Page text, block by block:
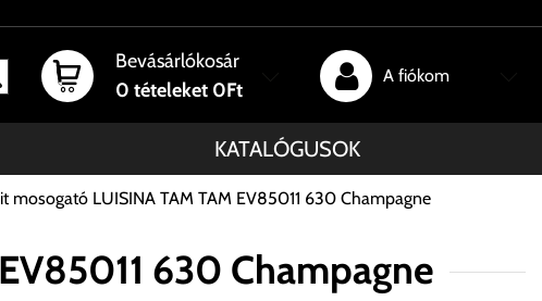
Bevásárlókosár
0 tételeket 0Ft
A fiókom
KATALÓGUSOK
mosogató LUISINA TAM TAM EV85011 630 Champagne
630 Champagne